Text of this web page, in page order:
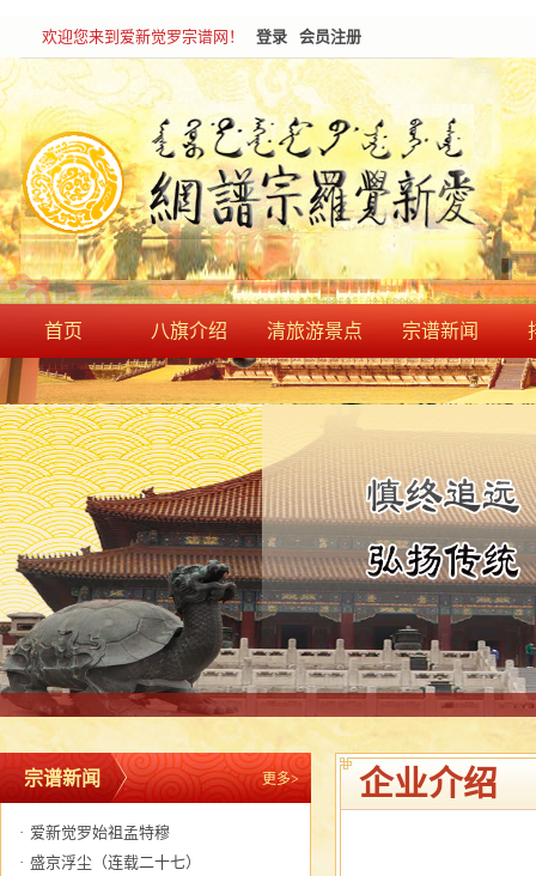
欢迎您来到爱新觉罗宗谱网！ 登录 会员注册
首页 八旗介绍 清旅游景点 宗谱新闻
宗谱新闻 更多>
· 爱新觉罗始祖孟特穆
· 盛京浮尘（连载二十七）
企业介绍